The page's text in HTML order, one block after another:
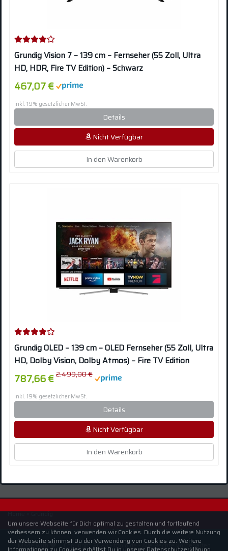
Grundig Vision 7 – 139 cm – Fernseher (55 Zoll, Ultra
HD, HDR, Fire TV Edition) – Schwarz
467,07 €
inkl. 19% gesetzlicher MwSt.
Details
Nicht Verfügbar
In den Warenkorb
Grundig OLED – 139 cm – OLED Fernseher (55 Zoll, Ultra
HD, Dolby Vision, Dolby Atmos) – Fire TV Edition
787,66 €2.499,00 €
inkl. 19% gesetzlicher MwSt.
Details
Nicht Verfügbar
In den Warenkorb
Home»Grundig
Made with Copyright 2023 - tpolo.de - Alle Rechte vorbehalten
Um unsere Webseite für Dich optimal zu gestalten und fortlaufend
verbessern zu können, verwenden wir Cookies. Durch die weitere Nutzung
der Webseite stimmst Du der Verwendung von Cookies zu. Weitere